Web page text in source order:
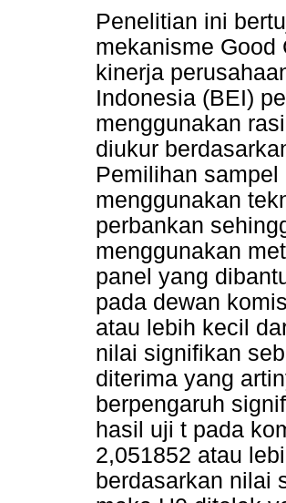
Penelitian ini
mekanisme Good
kinerja
Indonesia (BEI)
menggunakan
diukur
Pemilihan
menggunakan
perbankan
menggunakan
panel yang
pada dewan
atau lebih kecil
nilai signifikan
diterima yang
berpengaruh
hasil uji t pada
2,051852 atau
berdasarkan nilai